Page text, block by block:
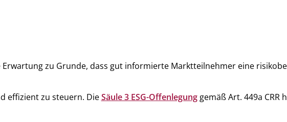
zu Grunde, dass gut informierte Marktteilnehmer eine
effizient zu steuern. DieSäule 3 ESG-Offenlegunggemäß Art. 449a CRR